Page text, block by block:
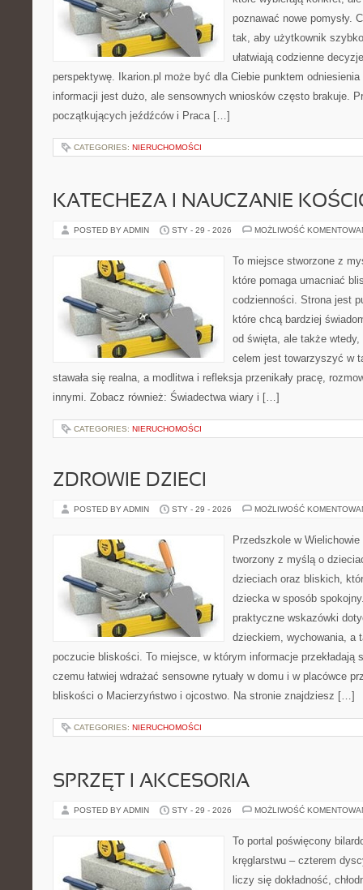
poznawać nowe pomysły.
tak, aby użytkownik
ułatwiają codzienne
perspektywę. Ikarion.pl może być dla Ciebie punktem
informacji jest dużo, ale sensownych wniosków często brakuje.
początkujących jeźdźców i Praca […]
CATEGORIES: NIERUCHOMOŚCI
KATECHEZA I NAUCZANIE
POSTED BY ADMIN STY - 29 - 2026 MOŻLIWOŚĆ
To miejsce stworzone z
które pomaga umacniać
codzienności. Strona jest
które chcą bardziej
od święta, ale także
celem jest towarzyszyć w
stawała się realna, a modlitwa i refleksja przenikały pracę,
innymi. Zobacz również: Świadectwa wiary i […]
CATEGORIES: NIERUCHOMOŚCI
ZDROWIE DZIECI
POSTED BY ADMIN STY - 29 - 2026 MOŻLIWOŚĆ
Przedszkole w
tworzony z myślą o
dzieciach oraz bliskich,
dziecka w sposób
praktyczne wskazówki
dzieckiem, wychowania, a
poczucie bliskości. To miejsce, w którym informacje przekładają
czemu łatwiej wdrażać sensowne rytuały w domu i w placówce
bliskości o Macierzyństwo i ojcostwo. Na stronie znajdziesz […]
CATEGORIES: NIERUCHOMOŚCI
SPRZĘT I AKCESORIA
POSTED BY ADMIN STY - 29 - 2026 MOŻLIWOŚĆ
To portal poświęcony
kręglarstwu – czterem
liczy się dokładność,